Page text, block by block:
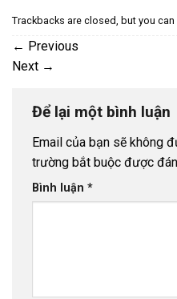
Trackbacks are closed, but you can
← Previous
Next →
Để lại một bình luận
Email của bạn sẽ không
trường bắt buộc được
Bình luận *